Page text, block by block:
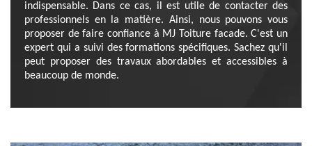
indispensable. Dans ce cas, il est utile de contacter des
professionnels en la matière. Ainsi, nous pouvons vous
proposer de faire confiance à MJ Toiture facade. C'est un
expert qui a suivi des formations spécifiques. Sachez qu'il
peut proposer des travaux abordables et accessibles à
beaucoup de monde.